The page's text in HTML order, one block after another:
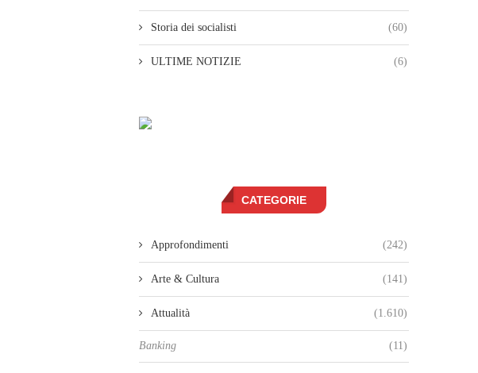
Storia dei socialisti (60)
ULTIME NOTIZIE (6)
CATEGORIE
Approfondimenti (242)
Arte & Cultura (141)
Attualità (1.610)
Banking (11)